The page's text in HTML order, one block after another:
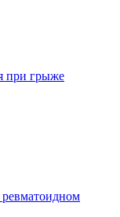
при грыже